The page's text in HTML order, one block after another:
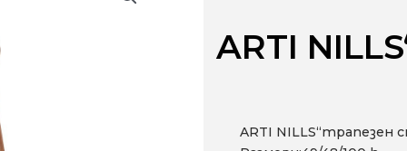
ARTI
ARTI NILLS“трапезен